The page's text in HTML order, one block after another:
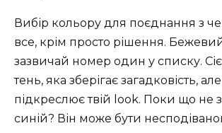
Вибір кольору для поєднання з
все, крім просто рішення.
зазвичай номер один у списку.
тень, яка зберігає загадковість,
підкреслює твій look. Поки що не
синій? Він може бути